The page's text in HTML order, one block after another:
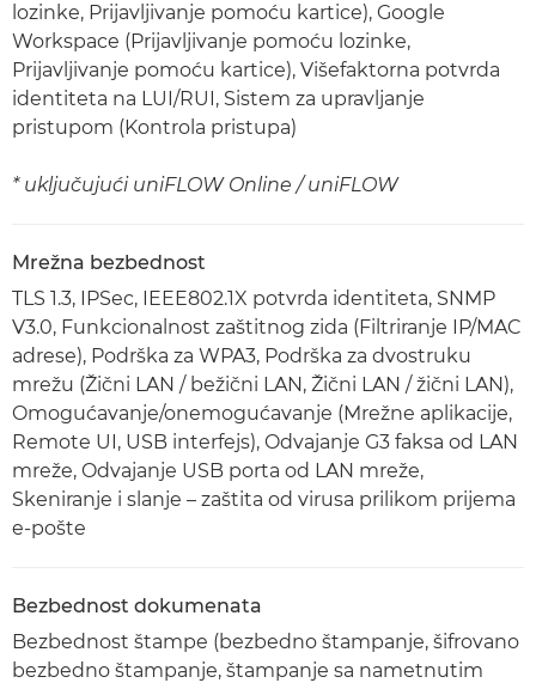
lozinke, Prijavljivanje pomoću kartice), Google
Workspace (Prijavljivanje pomoću lozinke,
Prijavljivanje pomoću kartice), Višefaktorna potvrda
identiteta na LUI/RUI, Sistem za upravljanje
pristupom (Kontrola pristupa)
* uključujući uniFLOW Online / uniFLOW
Mrežna bezbednost
TLS 1.3, IPSec, IEEE802.1X potvrda identiteta, SNMP
V3.0, Funkcionalnost zaštitnog zida (Filtriranje IP/MAC
adrese), Podrška za WPA3, Podrška za dvostruku
mrežu (Žični LAN / bežični LAN, Žični LAN / žični LAN),
Omogućavanje/onemogućavanje (Mrežne aplikacije,
Remote UI, USB interfejs), Odvajanje G3 faksa od LAN
mreže, Odvajanje USB porta od LAN mreže,
Skeniranje i slanje – zaštita od virusa prilikom prijema
e-pošte
Bezbednost dokumenata
Bezbednost štampe (bezbedno štampanje, šifrovano
bezbedno štampanje, štampanje sa nametnutim